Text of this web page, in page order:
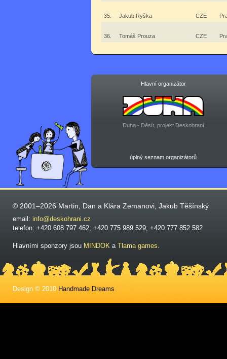
35. Jakub Ryška CZE
36. Tomáš Prouza CZE
Hlavní organizátor
Duha - Děsír, projekt Deskohraní
úplný seznam organizátorů
© 2001–2026 Martin, Dan a Klára Zemanovi, Jakub Těšínský
email: info@deskohrani.cz
telefon: +420 608 797 462; +420 775 989 529; +420 777 852 582
Hlavními sponzory jsou MINDOK a Tlama games.
Design © 2010 Handmade Dreams